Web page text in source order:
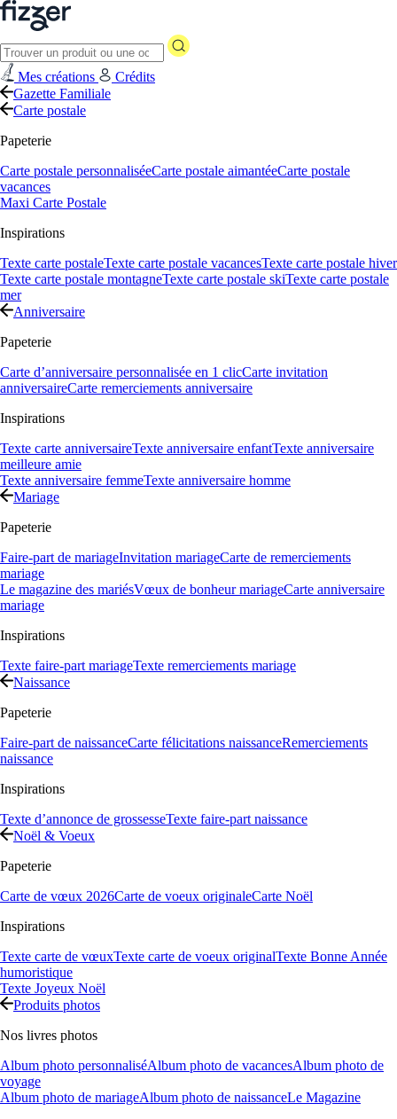
Mes créations
Crédits
Gazette Familiale
Carte postale
Papeterie
Carte postale personnaliséeCarte postale aimantéeCarte postale
vacances
Maxi Carte Postale
Inspirations
Texte carte postaleTexte carte postale vacancesTexte carte postale hiver
Texte carte postale montagneTexte carte postale skiTexte carte postale
mer
Anniversaire
Papeterie
Carte d’anniversaire personnalisée en 1 clicCarte invitation
anniversaireCarte remerciements anniversaire
Inspirations
Texte carte anniversaireTexte anniversaire enfantTexte anniversaire
meilleure amie
Texte anniversaire femmeTexte anniversaire homme
Mariage
Papeterie
Faire-part de mariageInvitation mariageCarte de remerciements
mariage
Le magazine des mariésVœux de bonheur mariageCarte anniversaire
mariage
Inspirations
Texte faire-part mariageTexte remerciements mariage
Naissance
Papeterie
Faire-part de naissanceCarte félicitations naissanceRemerciements
naissance
Inspirations
Texte d’annonce de grossesseTexte faire-part naissance
Noël & Voeux
Papeterie
Carte de vœux 2026Carte de voeux originaleCarte Noël
Inspirations
Texte carte de vœuxTexte carte de voeux originalTexte Bonne Année
humoristique
Texte Joyeux Noël
Produits photos
Nos livres photos
Album photo personnaliséAlbum photo de vacancesAlbum photo de
voyage
Album photo de mariageAlbum photo de naissanceLe Magazine